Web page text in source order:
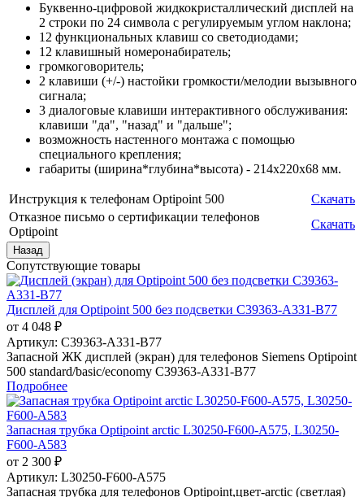
Буквенно-цифровой жидкокристаллический дисплей на
2 строки по 24 символа с регулируемым углом наклона;
12 функциональных клавиш со светодиодами;
12 клавишный номеронабиратель;
громкоговоритель;
2 клавиши (+/-) настойки громкости/мелодии вызывного
сигнала;
3 диалоговые клавиши интерактивного обслуживания:
клавиши "да", "назад" и "дальше";
возможность настенного монтажа с помощью
специального крепления;
габариты (ширина*глубина*высота) - 214x220x68 мм.
Инструкция к телефонам Optipoint 500
Скачать
Отказное письмо о сертификации телефонов
Optipoint
Скачать
Сопутствующие товары
Дисплей для Optipoint 500 без подсветки C39363-A331-B77
от 4 048 ₽
Артикул: C39363-A331-B77
Запасной ЖК дисплей (экран) для телефонов Siemens Optipoint
500 standard/basic/economy C39363-A331-B77
Подробнее
Запасная трубка Optipoint arctic L30250-F600-A575, L30250-
F600-A583
от 2 300 ₽
Артикул: L30250-F600-A575
Запасная трубка для телефонов Optipoint,цвет-arctic (светлая)